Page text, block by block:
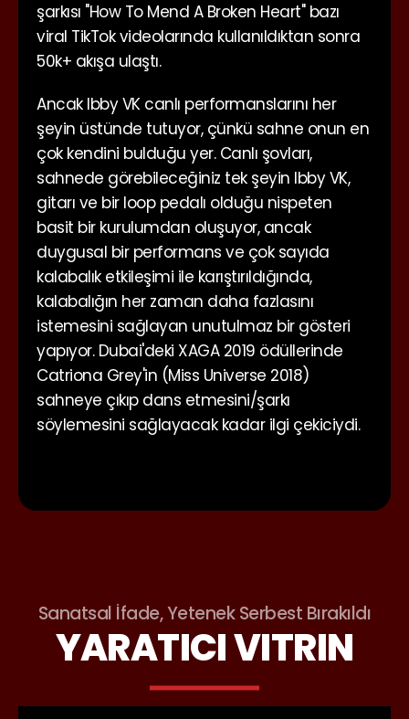
şarkısı "How To Mend A Broken Heart" bazı
viral TikTok videolarında kullanıldıktan sonra
50k+ akışa ulaştı.
Ancak Ibby VK canlı performanslarını her
şeyin üstünde tutuyor, çünkü sahne onun en
çok kendini bulduğu yer. Canlı şovları,
sahnede görebileceğiniz tek şeyin Ibby VK,
gitarı ve bir loop pedalı olduğu nispeten
basit bir kurulumdan oluşuyor, ancak
duygusal bir performans ve çok sayıda
kalabalık etkileşimi ile karıştırıldığında,
kalabalığın her zaman daha fazlasını
istemesini sağlayan unutulmaz bir gösteri
yapıyor. Dubai'deki XAGA 2019 ödüllerinde
Catriona Grey'in (Miss Universe 2018)
sahneye çıkıp dans etmesini/şarkı
söylemesini sağlayacak kadar ilgi çekiciydi.
Sanatsal İfade, Yetenek Serbest Bırakıldı
YARATICI VITRIN